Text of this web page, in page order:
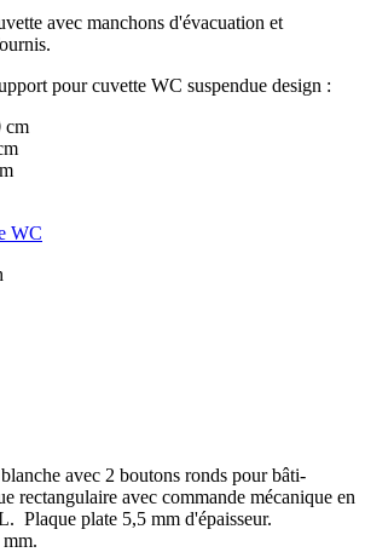
avec manchons d'évacuation et
pour cuvette WC suspendue design :
cm
WC
avec 2 boutons ronds pour bâti-
rectangulaire avec commande mécanique en
Plaque plate 5,5 mm d'épaisseur.